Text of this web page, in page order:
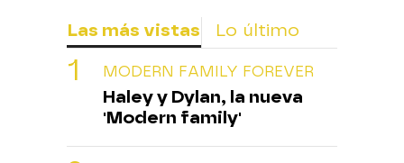
Las más vistas Lo último
MODERN FAMILY FOREVER
Haley y Dylan, la nueva
'Modern family'